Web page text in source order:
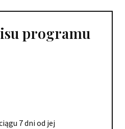
programu
7 dni od jej